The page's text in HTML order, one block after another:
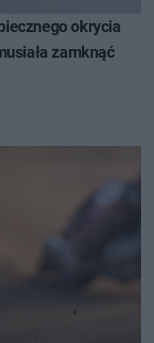
okrycia
zamknąć